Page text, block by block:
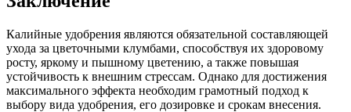
Калийные удобрения являются обязательной составляющей
ухода за цветочными клумбами, способствуя их здоровому
росту, яркому и пышному цветению, а также повышая
устойчивость к внешним стрессам. Однако для достижения
максимального эффекта необходим грамотный подход к
выбору вида удобрения, его дозировке и срокам внесения.